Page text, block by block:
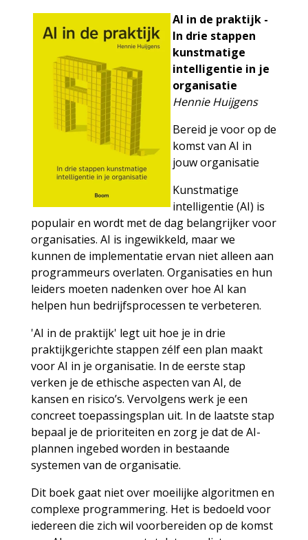
AI in de praktijk -
In drie stappen
kunstmatige
intelligentie in je
organisatie
Hennie Huijgens
Bereid je voor op de
komst van AI in
jouw organisatie
Kunstmatige
intelligentie (AI) is
populair en wordt met de dag belangrijker voor
organisaties. AI is ingewikkeld, maar we
kunnen de implementatie ervan niet alleen aan
programmeurs overlaten. Organisaties en hun
leiders moeten nadenken over hoe AI kan
helpen hun bedrijfsprocessen te verbeteren.
'AI in de praktijk' legt uit hoe je in drie
praktijkgerichte stappen zélf een plan maakt
voor AI in je organisatie. In de eerste stap
verken je de ethische aspecten van AI, de
kansen en risico’s. Vervolgens werk je een
concreet toepassingsplan uit. In de laatste stap
bepaal je de prioriteiten en zorg je dat de AI-
plannen ingebed worden in bestaande
systemen van de organisatie.
Dit boek gaat niet over moeilijke algoritmen en
complexe programmering. Het is bedoeld voor
iedereen die zich wil voorbereiden op de komst